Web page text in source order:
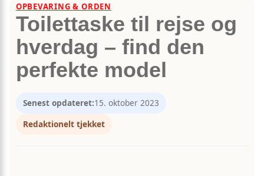
OPBEVARING & ORDEN
Toilettaske til rejse og
hverdag – find den
perfekte model
Senest opdateret:15. oktober 2023
Redaktionelt tjekket